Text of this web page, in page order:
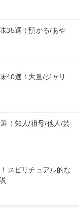
35選！預かる/あや
40選！大量/ジャリ
！知人/祖母/他人/芸
スピリチュアル的な